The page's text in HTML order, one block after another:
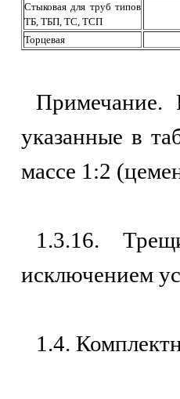
Стыковая для труб типов
ТБ, ТБП, ТС, ТСП
Торцевая
Примечание.
указанные в
массе 1:2
1.3.16.
исключением
1.4.